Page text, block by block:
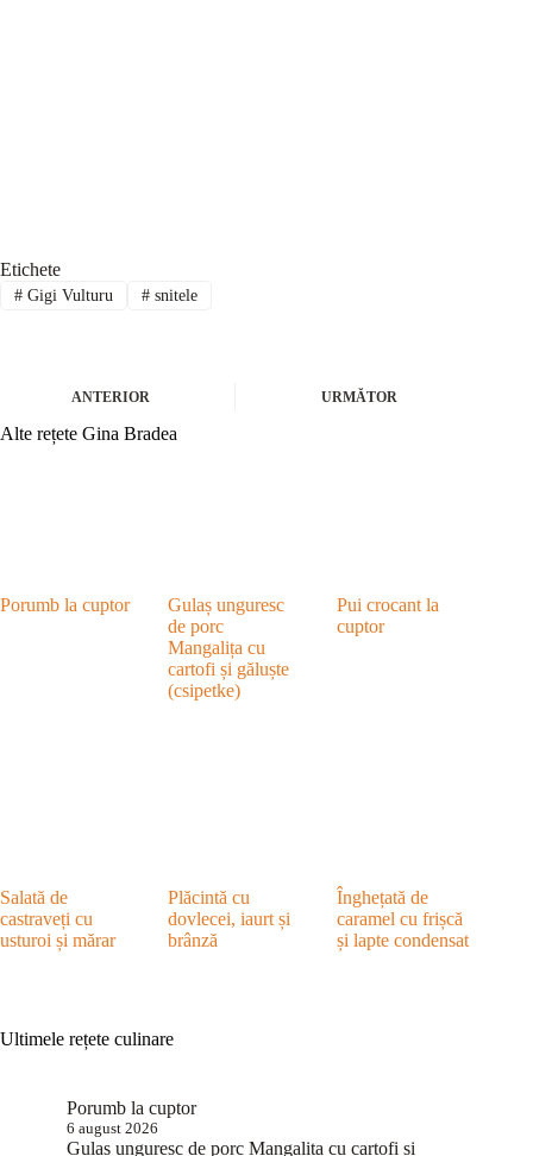
Etichete
#Gigi Vulturu #snitele
ANTERIOR URMĂTOR
Alte rețete Gina Bradea
Porumb la cuptor
Gulaș unguresc
de porc
Mangalița cu
cartofi și găluște
(csipetke)
Pui crocant la
cuptor
Salată de
castraveți cu
usturoi și mărar
Plăcintă cu
dovlecei, iaurt și
brânză
Înghețată de
caramel cu frișcă
și lapte condensat
Ultimele rețete culinare
Porumb la cuptor
6 august 2026
Gulaș unguresc de porc Mangalița cu cartofi și